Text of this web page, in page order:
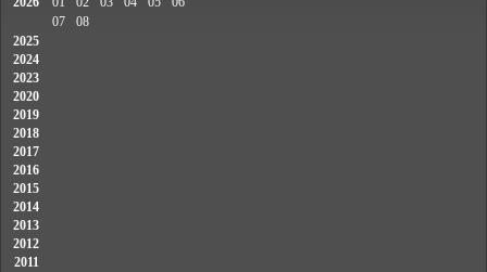
07
08
2025
2024
2023
2020
2019
2018
2017
2016
2015
2014
2013
2012
2011